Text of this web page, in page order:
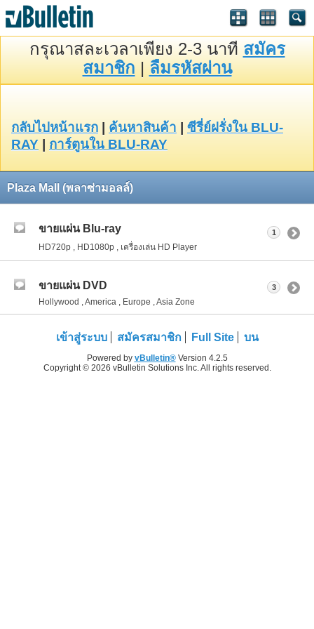
กรุณาสละเวลาเพียง 2-3 นาที สมัคร
สมาชิก | ลืมรหัสผ่าน
กลับไปหน้าแรก ค้นหาสินค้า
ซีรี่ย์ฝรั่งใน BLU-
RAY
การ์ตูนใน BLU-RAY
Plaza Mall (พลาซ่ามอลล์)
ขายแผ่น Blu-ray
HD720p , HD1080p , เครื่องเล่น HD Player
1
ขายแผ่น DVD
Hollywood , America , Europe , Asia Zone
3
เข้าสู่ระบบ สมัครสมาชิก Full Site บน
Powered by vBulletin®Version 4.2.5
Copyright © 2026 vBulletin Solutions Inc. All rights reserved.